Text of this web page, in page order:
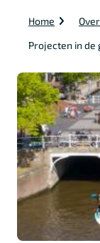
K
u
e
l
p
a
d
Home
Projecten in de